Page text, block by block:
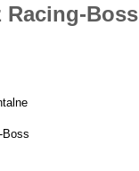
Racing-Boss
Boss